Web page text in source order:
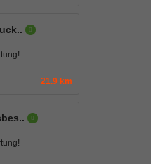
21.9 km